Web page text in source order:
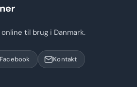
til brug i Danmark.
Facebook Kontakt